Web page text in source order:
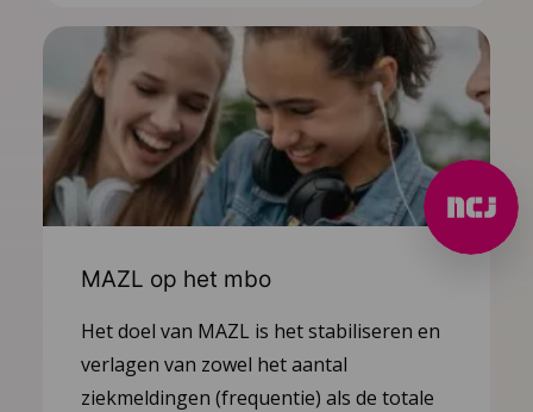
MAZL op het mbo
Het doel van MAZL is het stabiliseren en
verlagen van zowel het aantal
ziekmeldingen (frequentie) als de totale